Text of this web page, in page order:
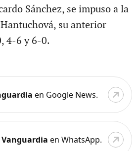
Sánchez, se impuso a la
su anterior
4-6 y 6-0.
en Google News.
Vanguardia en WhatsApp.